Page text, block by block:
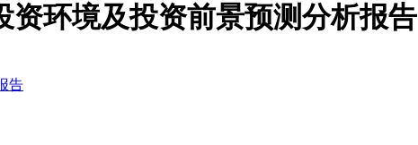
资环境及投资前景预测分析报告
告